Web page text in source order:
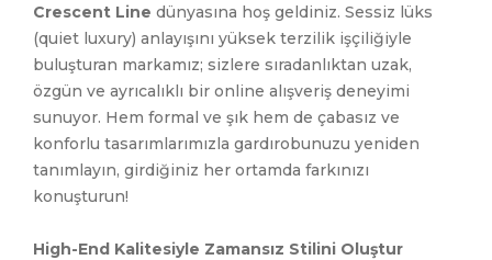
Crescent Line dünyasına hoş geldiniz. Sessiz lüks
(quiet luxury) anlayışını yüksek terzilik işçiliğiyle
buluşturan markamız; sizlere sıradanlıktan uzak,
özgün ve ayrıcalıklı bir online alışveriş deneyimi
sunuyor. Hem formal ve şık hem de çabasız ve
konforlu tasarımlarımızla gardırobunuzu yeniden
tanımlayın, girdiğiniz her ortamda farkınızı
konuşturun!
High-End Kalitesiyle Zamansız Stilini Oluştur